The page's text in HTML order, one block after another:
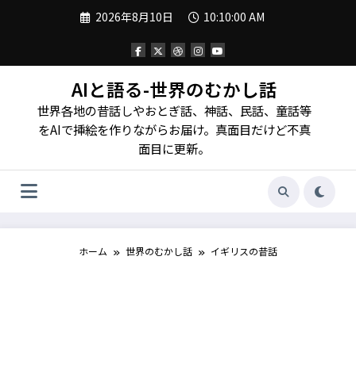
ツ
2026年8月10日 10:10:02 AM
AIと語る-世界のむかし話
世界各地の昔話しやおとぎ話、神話、民話、童話等
をAIで挿絵を作りながらお届け。真面目だけど不真
面目に更新。
ホーム 世界のむかし話 イギリスの昔話